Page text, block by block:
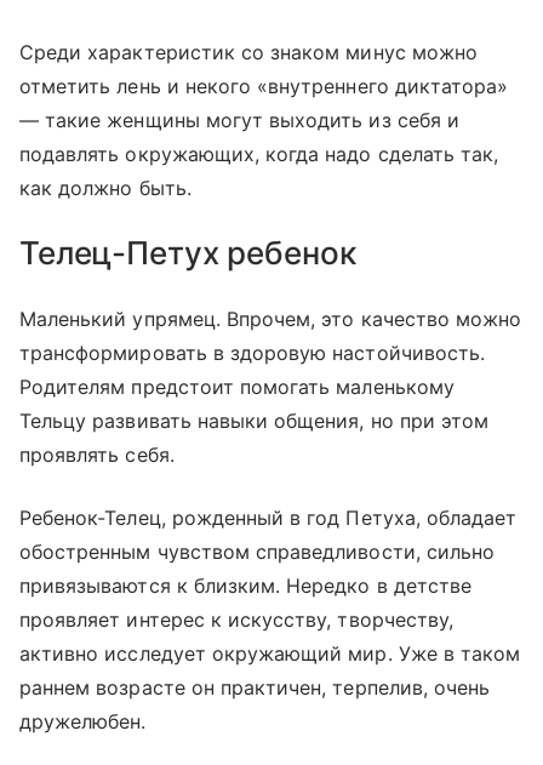
Среди характеристик со знаком минус можно
отметить лень и некого «внутреннего диктатора»
— такие женщины могут выходить из себя и
подавлять окружающих, когда надо сделать так,
как должно быть.
Телец-Петух ребенок
Маленький упрямец. Впрочем, это качество можно
трансформировать в здоровую настойчивость.
Родителям предстоит помогать маленькому
Тельцу развивать навыки общения, но при этом
проявлять себя.
Ребенок-Телец, рожденный в год Петуха, обладает
обостренным чувством справедливости, сильно
привязываются к близким. Нередко в детстве
проявляет интерес к искусству, творчеству,
активно исследует окружающий мир. Уже в таком
раннем возрасте он практичен, терпелив, очень
дружелюбен.